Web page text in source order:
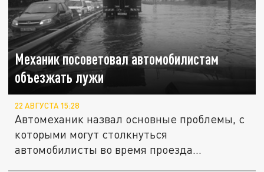
Механик посоветовал автомобилистам
объезжать лужи
22 АВГУСТА 15:28
Автомеханик назвал основные проблемы, с
которыми могут столкнуться
автомобилисты во время проезда